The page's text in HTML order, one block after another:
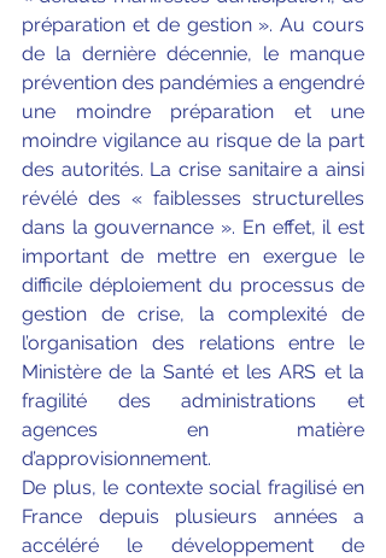
préparation et de gestion ». Au cours
de la dernière décennie, le manque
prévention des pandémies a engendré
une moindre préparation et une
moindre vigilance au risque de la part
des autorités. La crise sanitaire a ainsi
révélé des « faiblesses structurelles
dans la gouvernance ». En effet, il est
important de mettre en exergue le
difficile déploiement du processus de
gestion de crise, la complexité de
l’organisation des relations entre le
Ministère de la Santé et les ARS et la
fragilité des administrations et
agences en matière
d’approvisionnement.
De plus, le contexte social fragilisé en
France depuis plusieurs années a
accéléré le développement de